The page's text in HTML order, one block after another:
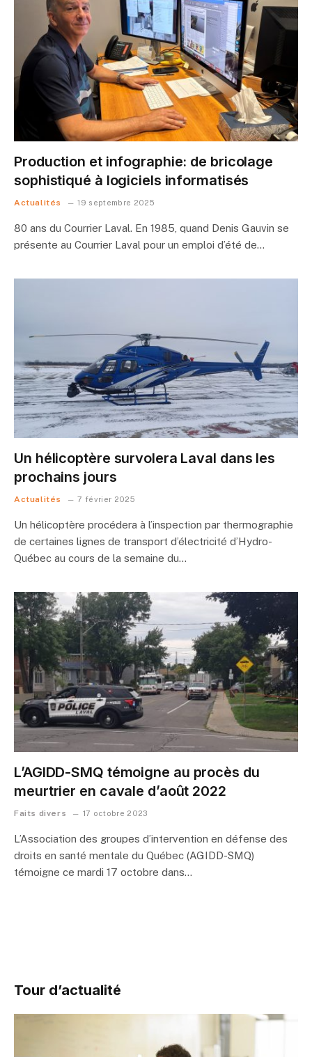
Production et infographie: de bricolage
sophistiqué à logiciels informatisés
Actualités 19 septembre 2025
80 ans du Courrier Laval. En 1985, quand Denis Gauvin se
présente au Courrier Laval pour un emploi d’été de…
Un hélicoptère survolera Laval dans les
prochains jours
Actualités 7 février 2025
Un hélicoptère procédera à l’inspection par thermographie
de certaines lignes de transport d’électricité d’Hydro-
Québec au cours de la semaine du…
L’AGIDD-SMQ témoigne au procès du
meurtrier en cavale d’août 2022
Faits divers 17 octobre 2023
L’Association des groupes d’intervention en défense des
droits en santé mentale du Québec (AGIDD-SMQ)
témoigne ce mardi 17 octobre dans…
Tour d’actualité